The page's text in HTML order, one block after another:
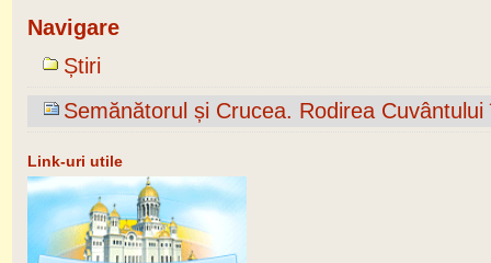
Navigare
Știri
Semănătorul și Crucea. Rodirea
Link-uri utile